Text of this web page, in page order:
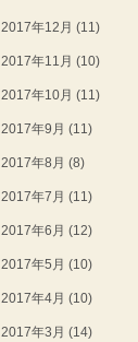
2017年12月 (11)
2017年11月 (10)
2017年10月 (11)
2017年9月 (11)
2017年8月 (8)
2017年7月 (11)
2017年6月 (12)
2017年5月 (10)
2017年4月 (10)
2017年3月 (14)